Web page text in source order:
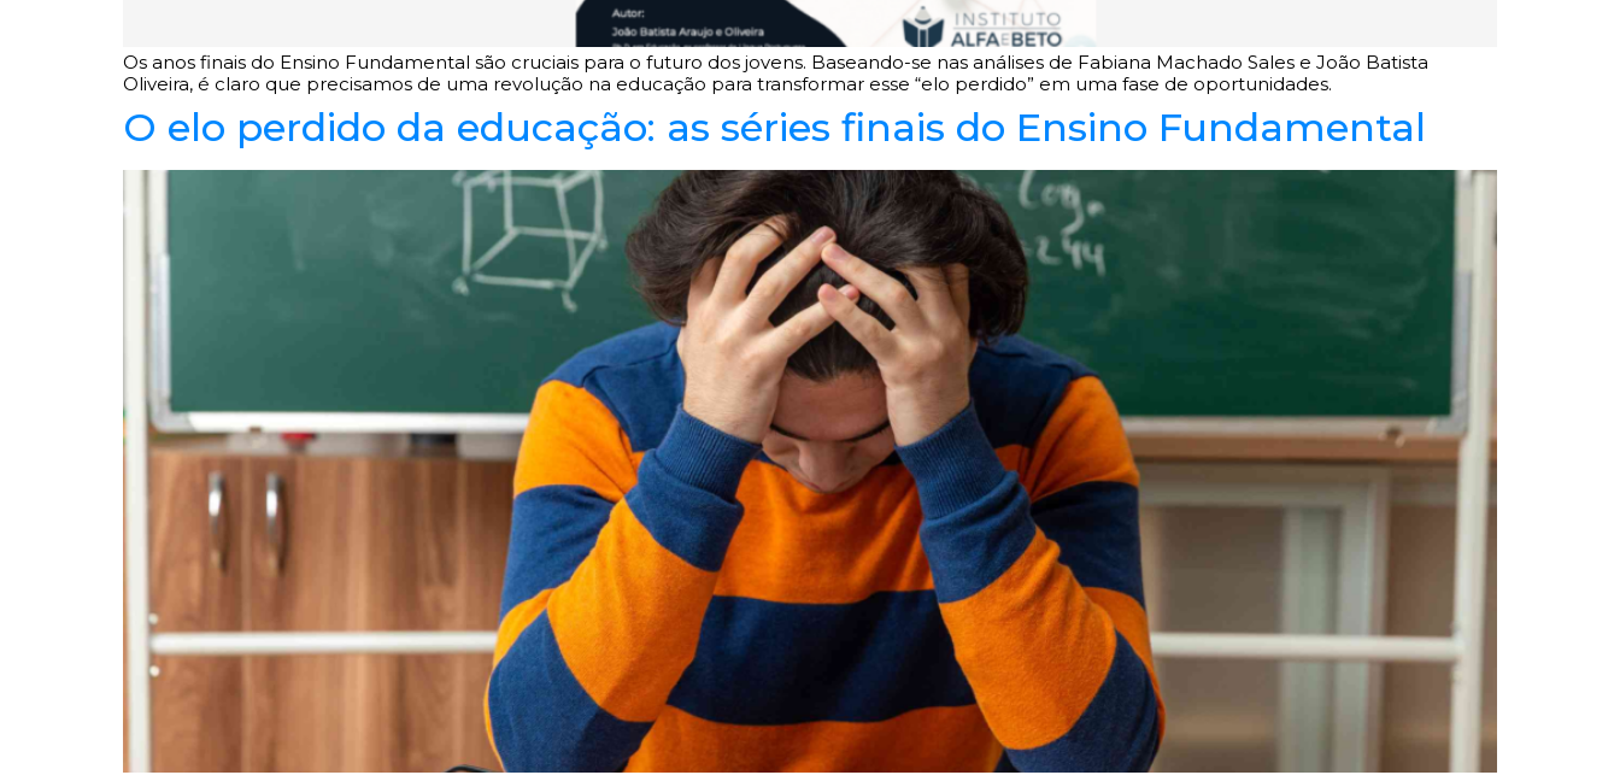
Os anos finais do Ensino Fundamental são cruciais para o futuro dos jovens. Baseando-se nas análises de Fabiana Machado Sales e João Batista
Oliveira, é claro que precisamos de uma revolução na educação para transformar esse “elo perdido” em uma fase de oportunidades.
O elo perdido da educação: as séries finais do Ensino Fundamental